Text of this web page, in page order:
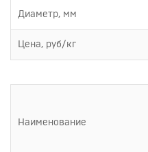
Диаметр, мм
Цена, руб/кг
Наименование